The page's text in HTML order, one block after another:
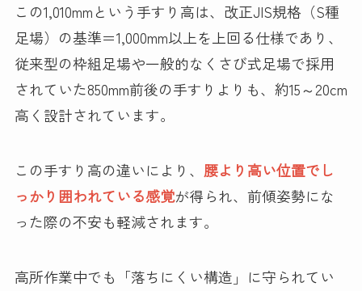
この1,010mmという手すり高は、改正JIS規格（S種
足場）の基準＝1,000mm以上を上回る仕様であり、
従来型の枠組足場や一般的なくさび式足場で採用
されていた850mm前後の手すりよりも、約15～20cm
高く設計されています。
この手すり高の違いにより、 腰より高い位置でし
っかり囲われている感覚が得られ、前傾姿勢にな
った際の不安も軽減されます。
高所作業中でも「落ちにくい構造」に守られてい